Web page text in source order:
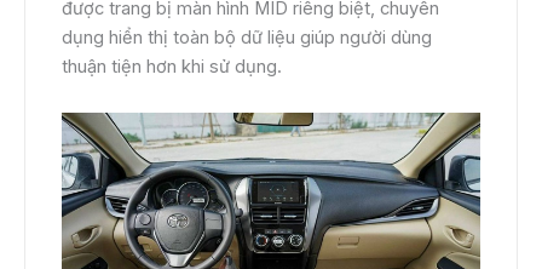
được trang bị màn hình MID riêng biệt, chuyên
dụng hiển thị toàn bộ dữ liệu giúp người dùng
thuận tiện hơn khi sử dụng.